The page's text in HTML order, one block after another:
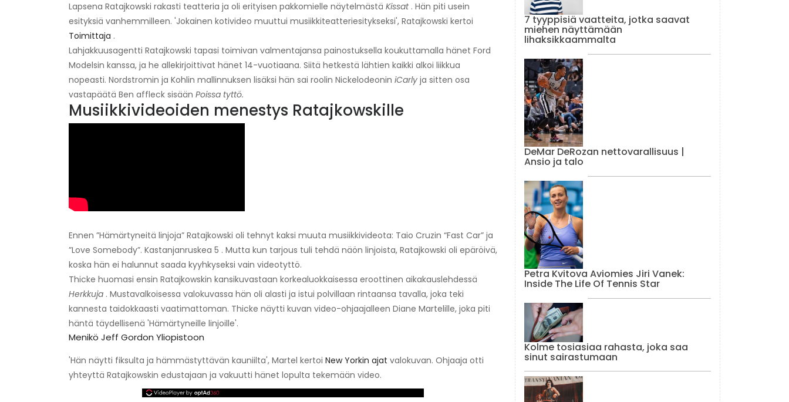
Lapsena Ratajkowski rakasti teatteria ja oli erityisen pakkomielle näytelmästä Kissat. Hän piti usein
esityksiä vanhemmilleen. 'Jokainen kotivideo muuttui musiikkiteatteriesitykseksi', Ratajkowski kertoi
Toimittaja .
Lahjakkuusagentti Ratajkowski tapasi toimivan valmentajansa painostuksella koukuttamalla hänet Ford
Modelsin kanssa, ja he allekirjoittivat hänet 14-vuotiaana. Siitä hetkestä lähtien kaikki alkoi liikkua
nopeasti. Nordstromin ja Kohlin mallinnuksen lisäksi hän sai roolin Nickelodeonin iCarly ja sitten osa
vastapäätä Ben affleck sisään Poissa tyttö.
Musiikkivideoiden menestys Ratajkowskille
Ennen ”Hämärtyneitä linjoja” Ratajkowski oli tehnyt kaksi muuta musiikkivideota: Taio Cruzin “Fast Car” ja
”Love Somebody”. Kastanjanruskea 5 . Mutta kun tarjous tuli tehdä näön linjoista, Ratajkowski oli epäröivä,
koska hän ei halunnut saada kyyhkyseksi vain videotyttö.
Thicke huomasi ensin Ratajkowskin kansikuvastaan ​​korkealuokkaisessa eroottinen aikakauslehdessä
Herkkuja . Mustavalkoisessa valokuvassa hän oli alasti ja istui polvillaan rintaansa tavalla, joka teki
kannesta taidokkaasti vaatimattoman. Thicke näytti kuvan video-ohjaajalleen Diane Martelille, joka piti
häntä täydellisenä 'Hämärtyneille linjoille'.
Menikö Jeff Gordon Yliopistoon
'Hän näytti fiksulta ja hämmästyttävän kauniilta', Martel kertoi New Yorkin ajat valokuvan. Ohjaaja otti
yhteyttä Ratajkowskin edustajaan ja vakuutti hänet lopulta tekemään video.
7 tyyppisiä vaatteita, jotka saavat
miehen näyttämään
lihaksikkaammalta
DeMar DeRozan nettovarallisuus |
Ansio ja talo
Petra Kvitova Aviomies Jiri Vanek:
Inside The Life Of Tennis Star
Kolme tosiasiaa rahasta, joka saa
sinut sairastumaan